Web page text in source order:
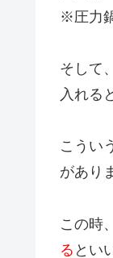
※圧力
そして
入れる
こうい
があり
この時、
る とい